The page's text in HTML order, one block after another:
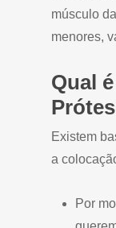
músculo
menores,
Qual
Existem
a
Por